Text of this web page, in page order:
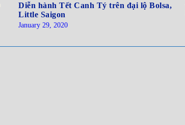
Diễn hành Tết Canh Tý trên đại lộ Bolsa,
Little Saigon
January 29, 2020